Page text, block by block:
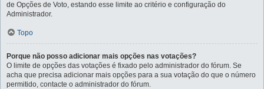
de Opções de Voto, estando esse limite ao critério e configuração do
Administrador.
Topo
Porque não posso adicionar mais opções nas votações?
O limite de opções das votações é fixado pelo administrador do fórum. Se
acha que precisa adicionar mais opções para a sua votação do que o número
permitido, contacte o administrador do fórum.